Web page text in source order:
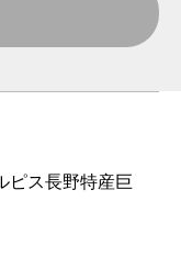
ピス長野特産巨